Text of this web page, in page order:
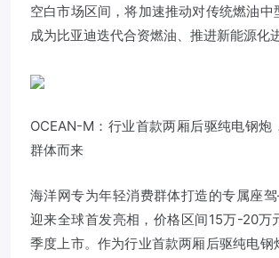
空白市场区间，将加速推动对传统燃油中
成为比亚迪迭代合资燃油、推进新能源化
OCEAN-M：行业首款两厢后驱纯电钢炮
群体而来
海洋网专为年轻消费群体打造的专属座
迎来全球首发亮相，价格区间15万-20万
季度上市。作为行业首款两厢后驱纯电钢